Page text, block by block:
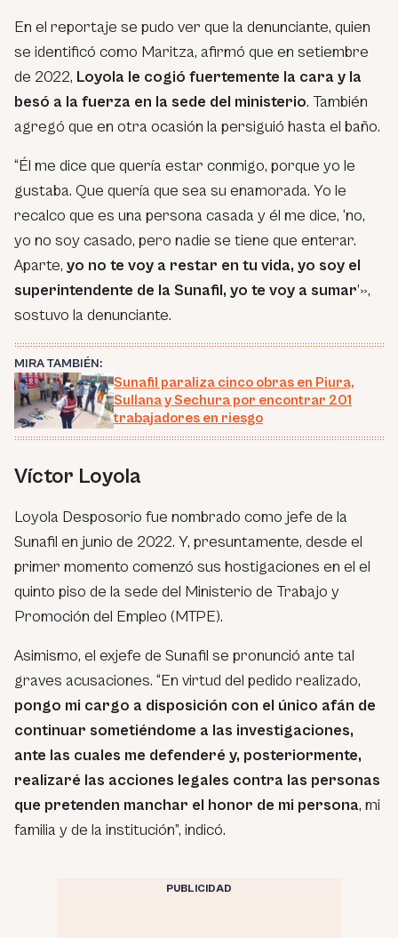
En el reportaje se pudo ver que la denunciante, quien
se identificó como Maritza, afirmó que en setiembre
de 2022, Loyola le cogió fuertemente la cara y la
besó a la fuerza en la sede del ministerio. También
agregó que en otra ocasión la persiguió hasta el baño.
“Él me dice que quería estar conmigo, porque yo le
gustaba. Que quería que sea su enamorada. Yo le
recalco que es una persona casada y él me dice, ‘no,
yo no soy casado, pero nadie se tiene que enterar.
Aparte, yo no te voy a restar en tu vida, yo soy el
superintendente de la Sunafil, yo te voy a sumar’»,
sostuvo la denunciante.
MIRA TAMBIÉN:
Sunafil paraliza cinco obras en Piura,
Sullana y Sechura por encontrar 201
trabajadores en riesgo
Víctor Loyola
Loyola Desposorio fue nombrado como jefe de la
Sunafil en junio de 2022. Y, presuntamente, desde el
primer momento comenzó sus hostigaciones en el el
quinto piso de la sede del Ministerio de Trabajo y
Promoción del Empleo (MTPE).
Asimismo, el exjefe de Sunafil se pronunció ante tal
graves acusaciones. “En virtud del pedido realizado,
pongo mi cargo a disposición con el único afán de
continuar sometiéndome a las investigaciones,
ante las cuales me defenderé y, posteriormente,
realizaré las acciones legales contra las personas
que pretenden manchar el honor de mi persona, mi
familia y de la institución”, indicó.
PUBLICIDAD